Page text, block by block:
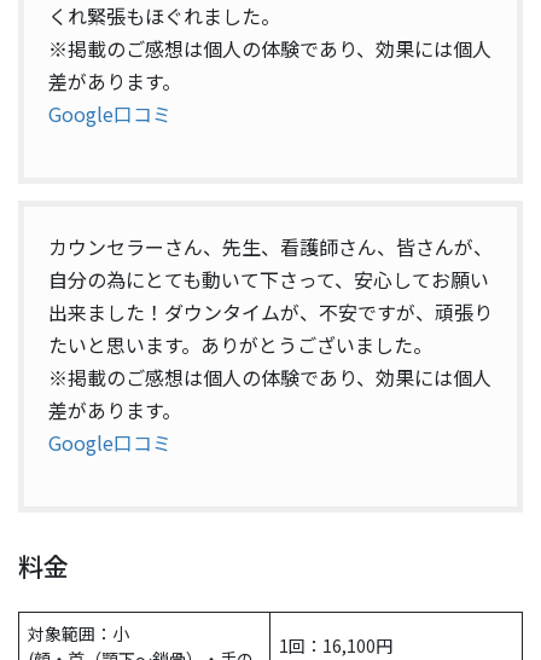
くれ緊張もほぐれました。
※掲載のご感想は個人の体験であり、効果には個人
差があります。
Google口コミ
カウンセラーさん、先生、看護師さん、皆さんが、
自分の為にとても動いて下さって、安心してお願い
出来ました！ダウンタイムが、不安ですが、頑張り
たいと思います。ありがとうございました。
※掲載のご感想は個人の体験であり、効果には個人
差があります。
Google口コミ
料金
対象範囲：小
1回：16,100円